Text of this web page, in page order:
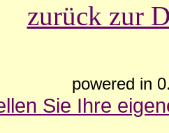
zurück zur
powered in
Sie Ihre